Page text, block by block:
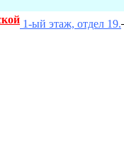
1-ый этаж, отдел 19.